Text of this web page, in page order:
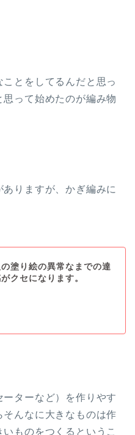
とをしてるんだと思っ
って始めたのが編み物
りますが、かぎ編みに
塗り絵の異常なまでの達
クセになります。
ターなど）を作りやす
んなに大きなものは作
ものをつくるというこ